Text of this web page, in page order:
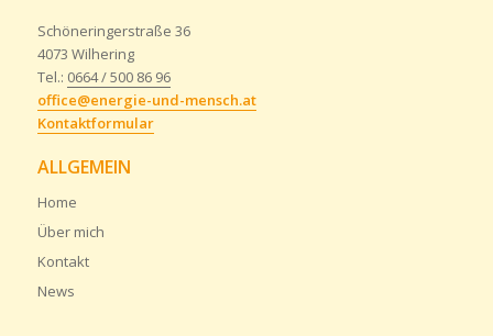
Schöneringerstraße 36
4073 Wilhering
Tel.: 0664 / 500 86 96
office@energie-und-mensch.at
Kontaktformular
ALLGEMEIN
Home
Über mich
Kontakt
News